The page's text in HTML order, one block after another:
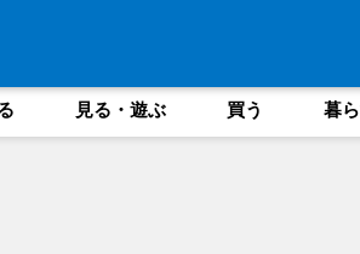
見る・遊ぶ 買う 暮